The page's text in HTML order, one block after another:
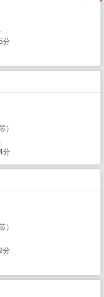
分
）
分
）
分